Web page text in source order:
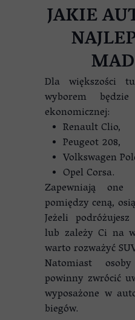
JAKIE
Dla większości
wyborem
ekonomicznej:
Renault Clio,
Peugeot 208,
Volkswagen
Opel Corsa.
Zapewniają
pomiędzy ceną,
Jeżeli
lub zależy Ci na
warto rozważyć
Natomiast
powinny zwrócić
wyposażone w
biegów.